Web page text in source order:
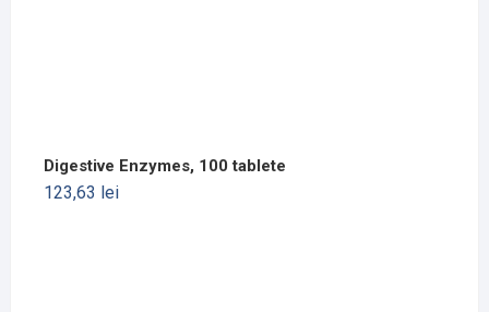
Digestive Enzymes, 100 tablete
123,63 lei